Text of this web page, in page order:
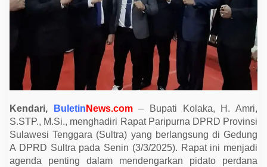
r
p
D
P
S
u
l
t
r
a
,
Kendari, Buletin News.com– Bupati Kolaka, H. Amri,
S.STP., M.Si., menghadiri Rapat Paripurna DPRD Provinsi
Sulawesi Tenggara (Sultra) yang berlangsung di Gedung
A DPRD Sultra pada Senin (3/3/2025). Rapat ini menjadi
agenda penting dalam mendengarkan pidato perdana